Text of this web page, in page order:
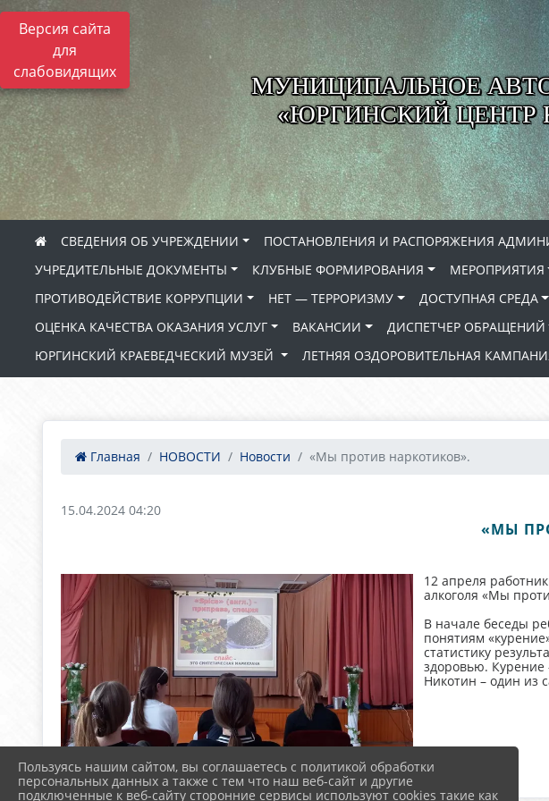
Версия сайта
для
слабовидящих
МУНИЦИПАЛЬНОЕ
«ЮРГИНСКИЙ ЦЕНТР
СВЕДЕНИЯ ОБ УЧРЕЖДЕНИИ
ПОСТАНОВЛЕНИЯ И РАСПОРЯЖЕНИЯ
УЧРЕДИТЕЛЬНЫЕ ДОКУМЕНТЫ
КЛУБНЫЕ ФОРМИРОВАНИЯ МЕРОПРИЯТИЯ
ПРОТИВОДЕЙСТВИЕ КОРРУПЦИИ
НЕТ — ТЕРРОРИЗМУ ДОСТУПНАЯ СРЕДА
ОЦЕНКА КАЧЕСТВА ОКАЗАНИЯ УСЛУГ
ВАКАНСИИ ДИСПЕТЧЕР ОБРАЩЕНИЙ
ЮРГИНСКИЙ КРАЕВЕДЧЕСКИЙ МУЗЕЙ
ЛЕТНЯЯ ОЗДОРОВИТЕЛЬНАЯ
Главная НОВОСТИ Новости «Мы против наркотиков».
15.04.2024 04:20
«МЫ
12 апреля
алкоголя «Мы
В начале беседы
понятиям
статистику
здоровью. Курение
Никотин – один из
Пользуясь нашим сайтом, вы соглашаетесь с политикой обработки
персональных данных а также с тем что наш веб-сайт и другие
подключенные к веб-сайту сторонние сервисы используют cookies такие как